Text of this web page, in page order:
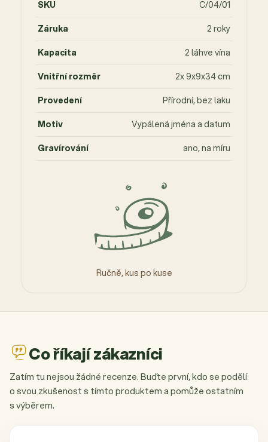
Ručně, kus po kuse
SKU
C/04/01
Záruka
2 roky
Kapacita
2 láhve vína
Vnitřní rozměr
2x 9x9x34 cm
Provedení
Přírodní, bez laku
Motiv
Vypálená jména a datum
Gravírování
ano, na míru
Co říkají zákazníci
Zatím tu nejsou žádné recenze. Buďte první, kdo se podělí
o svou zkušenost s tímto produktem a pomůže ostatním
s výběrem.